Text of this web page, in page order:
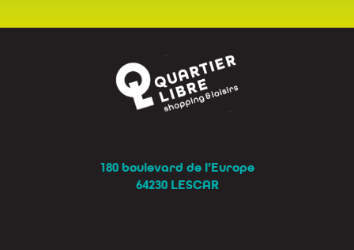
180 boulevard de l’Europe
64230 LESCAR